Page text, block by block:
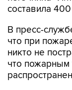
составила
В пресс-
что при
никто не
что пожарным